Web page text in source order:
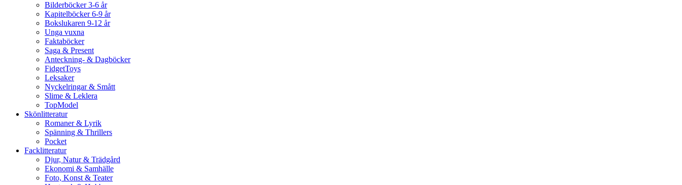
Bilderböcker 3-6 år
Kapitelböcker 6-9 år
Bokslukaren 9-12 år
Unga vuxna
Faktaböcker
Saga & Present
Anteckning- & Dagböcker
FidgetToys
Leksaker
Nyckelringar & Smått
Slime & Leklera
TopModel
Skönlitteratur
Romaner & Lyrik
Spänning & Thrillers
Pocket
Facklitteratur
Djur, Natur & Trädgård
Ekonomi & Samhälle
Foto, Konst & Teater